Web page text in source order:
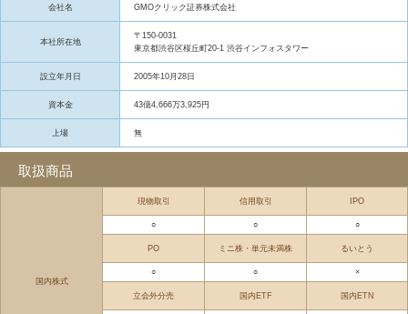
会社名 GMOクリック証券株式会社
本社所在地
〒150-0031
東京都渋谷区桜丘町20-1 渋谷インフォスタワー
設立年月日 2005年10月28日
資本金 43億4,666万3,925円
上場 無
取扱商品
国内株式
現物取引 信用取引 IPO
○ ○ ○
PO ミニ株・単元未満株 るいとう
○ ○ ×
立会外分売 国内ETF 国内ETN